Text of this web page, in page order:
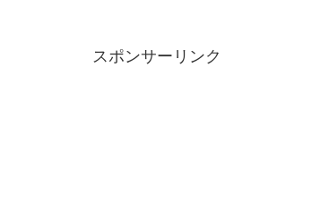
スポンサーリンク